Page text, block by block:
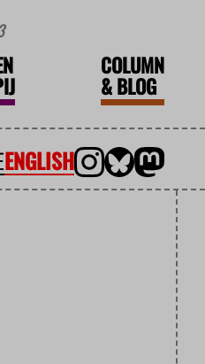
COLUMN
&BLOG
ENGLISH